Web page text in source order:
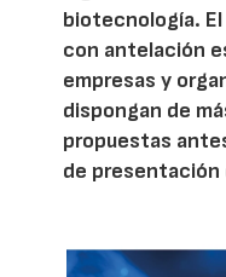
biotecnología.
con antelación
empresas y
dispongan de
propuestas
de